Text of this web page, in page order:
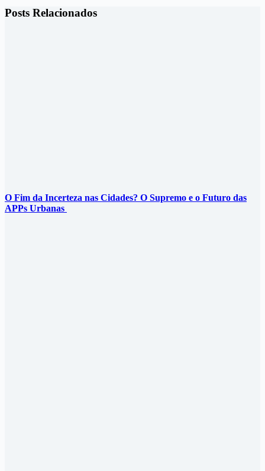
Posts Relacionados
O Fim da Incerteza nas Cidades? O Supremo e o Futuro das
APPs Urbanas